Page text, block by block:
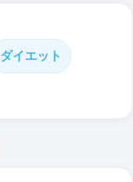
ダイエット